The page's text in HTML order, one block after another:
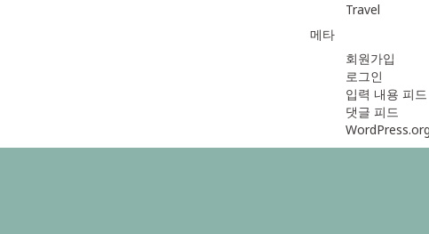
Travel
메타
회원가입
로그인
입력 내용 피드
댓글 피드
WordPress.org